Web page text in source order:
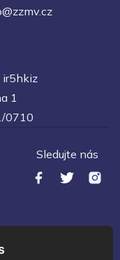
ir5hkiz
1
0710
Sledujte nás